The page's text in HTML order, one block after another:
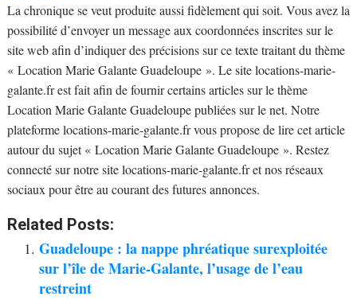
La chronique se veut produite aussi fidèlement qui soit. Vous avez la
possibilité d’envoyer un message aux coordonnées inscrites sur le
site web afin d’indiquer des précisions sur ce texte traitant du thème
« Location Marie Galante Guadeloupe ». Le site locations-marie-
galante.fr est fait afin de fournir certains articles sur le thème
Location Marie Galante Guadeloupe publiées sur le net. Notre
plateforme locations-marie-galante.fr vous propose de lire cet article
autour du sujet « Location Marie Galante Guadeloupe ». Restez
connecté sur notre site locations-marie-galante.fr et nos réseaux
sociaux pour être au courant des futures annonces.
Related Posts:
Guadeloupe : la nappe phréatique surexploitée
sur l’île de Marie-Galante, l’usage de l’eau
restreint